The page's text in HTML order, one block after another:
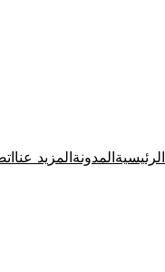
الرئيسيةالمدونةالمزيد عنا